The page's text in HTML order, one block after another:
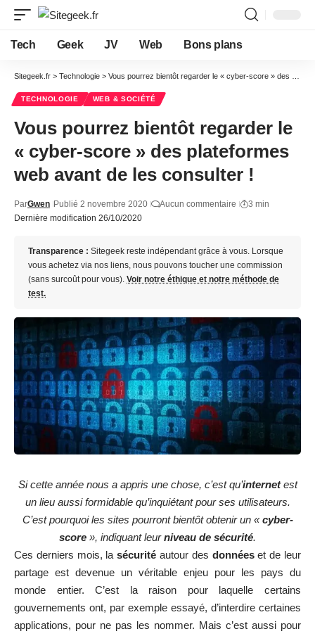
Tech Geek JV Web Bons plans
Sitegeek.fr > Technologie > Vous pourrez bientôt regarder le « cyber-score » des plateformes web avant de les consulter !
TECHNOLOGIE WEB & SOCIÉTÉ
Vous pourrez bientôt regarder le
« cyber-score » des plateformes
web avant de les consulter !
Dernière modification 26/10/2020
ParGwen Publié 2 novembre 2020 Aucun commentaire 3 min
Transparence : Sitegeek reste indépendant grâce à vous. Lorsque
vous achetez via nos liens, nous pouvons toucher une commission
(sans surcoût pour vous). Voir notre éthique et notre méthode de
test.
Si cette année nous a appris une chose, c’est qu’internetest
un lieu aussi formidable qu’inquiétant pour ses utilisateurs.
C’est pourquoi les sites pourront bientôt obtenir un «cyber-
score », indiquant leurniveau de sécurité.
Ces derniers mois, lasécurité autour des donnéeset de leur
partage est devenue un véritable enjeu pour les pays du
monde entier. C’est la raison pour laquelle certains
gouvernements ont, par exemple essayé, d’interdire certaines
applications, pour ne pas les nommer. Mais c’est aussi pour